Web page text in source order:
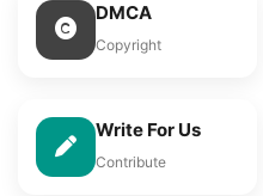
DMCA
Copyright
Write For Us
Contribute